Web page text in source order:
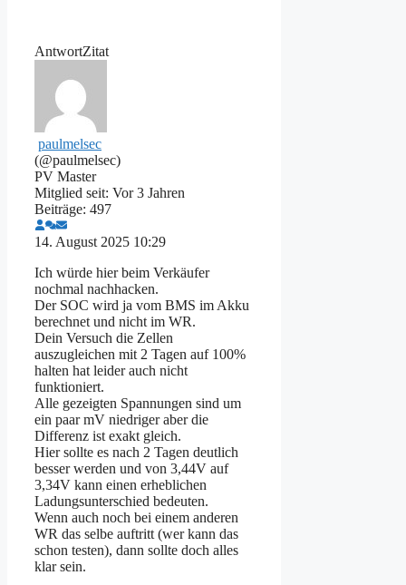
AntwortZitat
paulmelsec
(@paulmelsec)
PV Master
Mitglied seit: Vor 3 Jahren
Beiträge: 497
14. August 2025 10:29
Ich würde hier beim Verkäufer
nochmal nachhacken.
Der SOC wird ja vom BMS im Akku
berechnet und nicht im WR.
Dein Versuch die Zellen
auszugleichen mit 2 Tagen auf 100%
halten hat leider auch nicht
funktioniert.
Alle gezeigten Spannungen sind um
ein paar mV niedriger aber die
Differenz ist exakt gleich.
Hier sollte es nach 2 Tagen deutlich
besser werden und von 3,44V auf
3,34V kann einen erheblichen
Ladungsunterschied bedeuten.
Wenn auch noch bei einem anderen
WR das selbe auftritt (wer kann das
schon testen), dann sollte doch alles
klar sein.